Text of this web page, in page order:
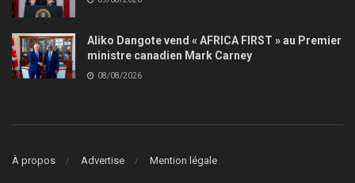
Aliko Dangote vend « AFRICA FIRST » au Premier
ministre canadien Mark Carney
08/08/2026
À propos Advertise Mention légale